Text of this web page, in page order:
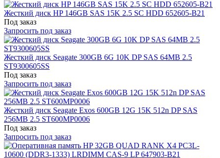
Жесткий диск HP 146GB SAS 15K 2.5 SC HDD 652605-B21
Под заказ
Запросить под заказ
Жесткий диск Seagate 300GB 6G 10K DP SAS 64MB 2.5
ST9300605SS
Под заказ
Запросить под заказ
Жесткий диск Seagate Exos 600GB 12G 15K 512n DP SAS
256MB 2.5 ST600MP0006
Под заказ
Запросить под заказ